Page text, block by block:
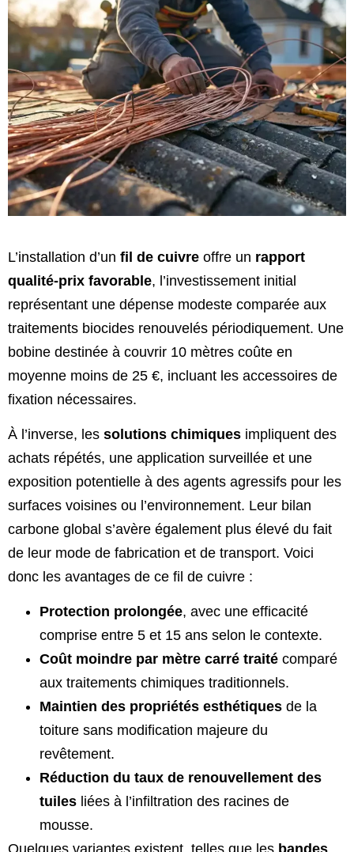
L’installation d’un fil de cuivre offre un rapport
qualité-prix favorable, l’investissement initial
représentant une dépense modeste comparée aux
traitements biocides renouvelés périodiquement. Une
bobine destinée à couvrir 10 mètres coûte en
moyenne moins de 25 €, incluant les accessoires de
fixation nécessaires.
À l’inverse, les solutions chimiques impliquent des
achats répétés, une application surveillée et une
exposition potentielle à des agents agressifs pour les
surfaces voisines ou l’environnement. Leur bilan
carbone global s’avère également plus élevé du fait
de leur mode de fabrication et de transport. Voici
donc les avantages de ce fil de cuivre :
Protection prolongée, avec une efficacité
comprise entre 5 et 15 ans selon le contexte.
Coût moindre par mètre carré traité comparé
aux traitements chimiques traditionnels.
Maintien des propriétés esthétiques de la
toiture sans modification majeure du
revêtement.
Réduction du taux de renouvellement des
tuiles liées à l’infiltration des racines de
mousse.